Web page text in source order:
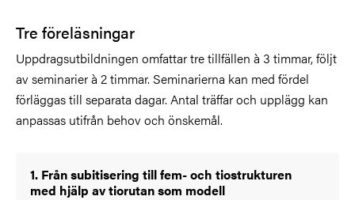
Tre föreläsningar
Uppdragsutbildningen omfattar tre tillfällen à 3 timmar, följt
av seminarier à 2 timmar. Seminarierna kan med fördel
förläggas till separata dagar. Antal träffar och upplägg kan
anpassas utifrån behov och önskemål.
1. Från subitisering till fem- och tiostrukturen
med hjälp av tiorutan som modell